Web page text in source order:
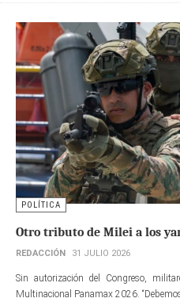
POLÍTICA
Otro tributo de Milei a los
REDACCIÓN 31 JULIO 2026
Sin autorización del Congreso,
Multinacional Panamax 2026.